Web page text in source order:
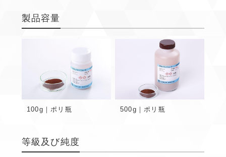
製品容量
100g｜ポリ瓶 500g｜ポリ瓶
等級及び純度